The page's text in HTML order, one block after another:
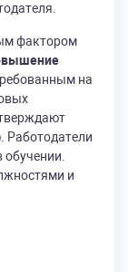
фактором
на
Работодатели
и